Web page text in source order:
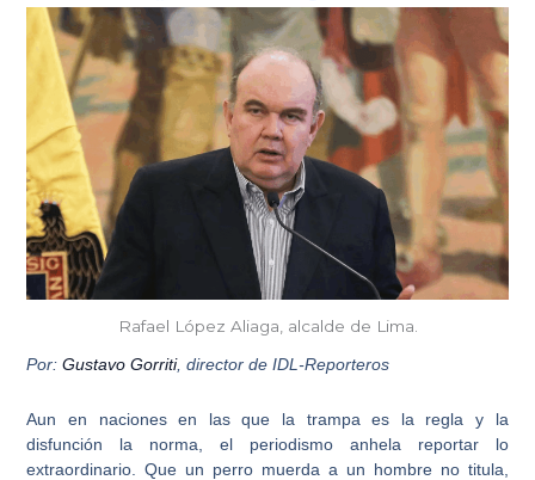
Rafael López Aliaga, alcalde de Lima.
Por:Gustavo Gorriti, director de IDL-Reporteros
Aun en naciones en las que la trampa es la regla y la
disfunción la norma,el periodismo anhela reportar lo
extraordinario . Que un perro muerda a un hombre no titula,